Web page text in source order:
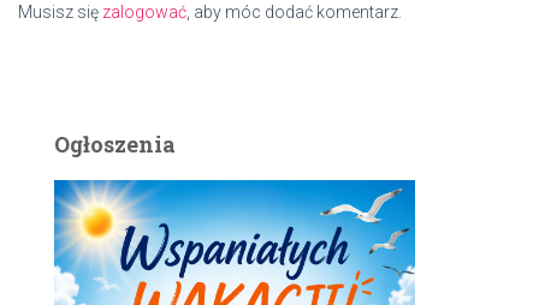
Musisz się zalogować , aby móc dodać komentarz.
Ogłoszenia